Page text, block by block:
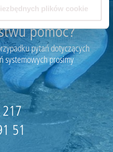
plików cookie
pomóc?
pytań dotyczących
systemowych prosimy
51